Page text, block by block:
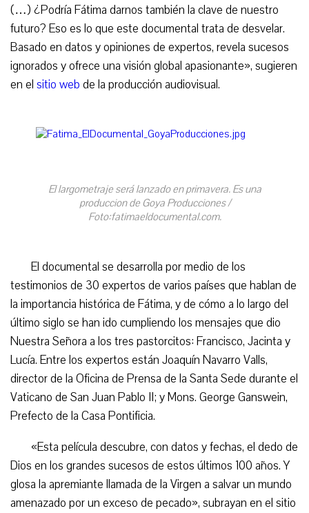
(…) ¿Podría Fátima darnos también la clave de nuestro
futuro? Eso es lo que este documental trata de desvelar.
Basado en datos y opiniones de expertos, revela sucesos
ignorados y ofrece una visión global apasionante», sugieren
en el sitio web de la producción audiovisual.
El largometraje será lanzado en primavera. Es una
produccion de Goya Producciones /
Foto:fatimaeldocumental.com.
El documental se desarrolla por medio de los
testimonios de 30 expertos de varios países que hablan de
la importancia histórica de Fátima, y de cómo a lo largo del
último siglo se han ido cumpliendo los mensajes que dio
Nuestra Señora a los tres pastorcitos: Francisco, Jacinta y
Lucía. Entre los expertos están Joaquín Navarro Valls,
director de la Oficina de Prensa de la Santa Sede durante el
Vaticano de San Juan Pablo II; y Mons. George Ganswein,
Prefecto de la Casa Pontificia.
«Esta película descubre, con datos y fechas, el dedo de
Dios en los grandes sucesos de estos últimos 100 años. Y
glosa la apremiante llamada de la Virgen a salvar un mundo
amenazado por un exceso de pecado», subrayan en el sitio